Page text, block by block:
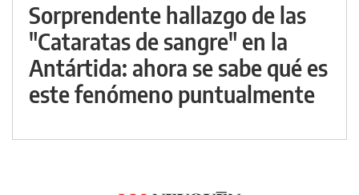
Sorprendente hallazgo de las
"Cataratas de sangre" en la
Antártida: ahora se sabe qué es
este fenómeno puntualmente